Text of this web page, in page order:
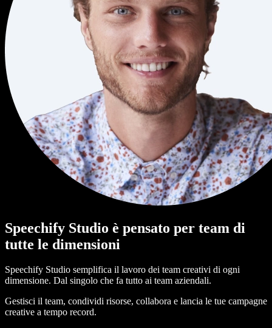
Speechify Studio è pensato per team di
tutte le dimensioni
Speechify Studio semplifica il lavoro dei team creativi di ogni
dimensione. Dal singolo che fa tutto ai team aziendali.
Gestisci il team, condividi risorse, collabora e lancia le tue campagne
creative a tempo record.